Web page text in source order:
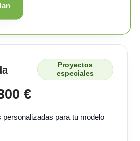
Proyectos
especiales
€
personalizadas para tu modelo